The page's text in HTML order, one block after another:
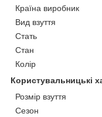
Країна виробник
Вид взуття
Стать
Стан
Колір
Користувальницькі
Розмір взуття
Сезон